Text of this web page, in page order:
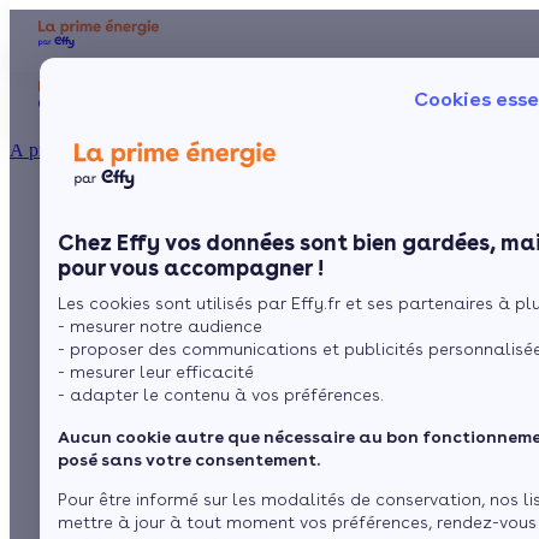
Cookies
Chez Effy vos données sont bien gardées,
pour vous accompagner !
Les cookies sont utilisés par Effy.fr et ses partenaires à
- mesurer notre audience
- proposer des communications et publicités
- mesurer leur efficacité
- adapter le contenu à vos préférences.
Aucun cookie autre que nécessaire au bon
posé sans votre consentement.
Pour être informé sur les modalités de conservation, nos
mettre à jour à tout moment vos préférences, rendez-
À propos
Le concept
Comment l'obtenir ?
Chauffage
Poêle à
Tout savoir sur le
poêle à bois double
face
Sommaire
Qu’est-ce que le poêle à bois double face ?